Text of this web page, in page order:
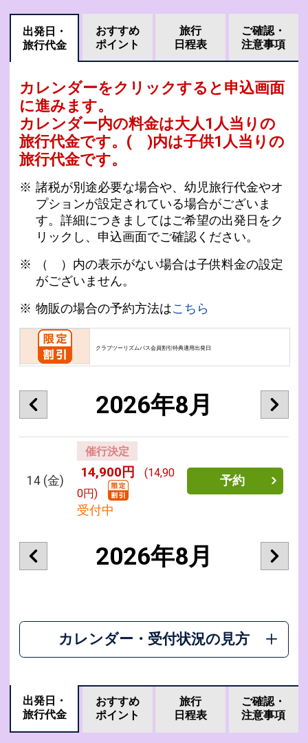
出発日・
旅行代金
おすすめ
ポイント
旅行
日程表
ご確認・
注意事項
カレンダーをクリックすると申込画面
に進みます。
カレンダー内の料金は大人1人当りの
旅行代金です。 ( )内は子供1人当りの
旅行代金です。
諸税が別途必要な場合や、幼児旅行代金やオ
プションが設定されている場合がございま
す。詳細につきましてはご希望の出発日をク
リックし、申込画面でご確認ください。
（ ）内の表示がない場合は子供料金の設定
がございません。
物販の場合の予約方法はこちら
クラブツーリズムパス会員割引特典適用出発日
2026年8月
14 (金)
催行決定
14,900円
(14,90
0円)
受付中
予約
2026年8月
カレンダー・受付状況の見方
出発日・
旅行代金
おすすめ
ポイント
旅行
日程表
ご確認・
注意事項